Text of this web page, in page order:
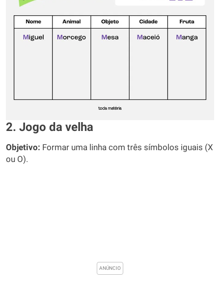
2. Jogo da velha
Objetivo: Formar uma linha com três símbolos iguais (X
ou O).